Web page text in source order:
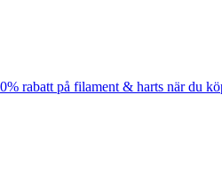
rabatt på filament & harts när du